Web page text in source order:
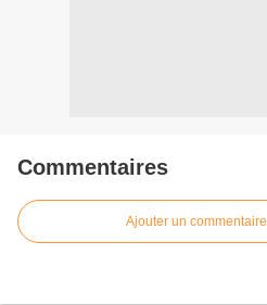
Commentaires
Ajouter un commentaire